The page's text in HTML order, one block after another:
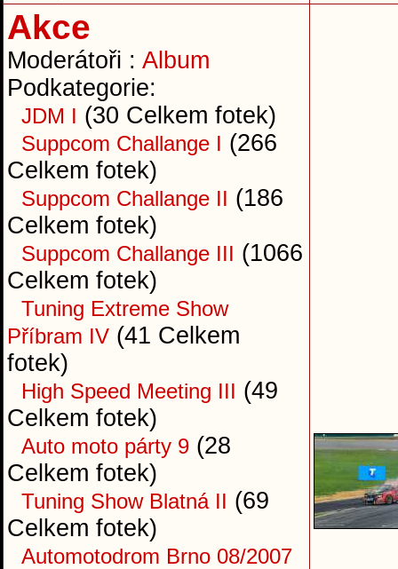
Akce
Moderátoři : Album
Podkategorie:
JDM I (30 Celkem fotek)
Suppcom Challange I (266
Celkem fotek)
Suppcom Challange II (186
Celkem fotek)
Suppcom Challange III (1066
Celkem fotek)
Tuning Extreme Show
Příbram IV (41 Celkem
fotek)
High Speed Meeting III (49
Celkem fotek)
Auto moto párty 9 (28
Celkem fotek)
Tuning Show Blatná II (69
Celkem fotek)
Automotodrom Brno 08/2007